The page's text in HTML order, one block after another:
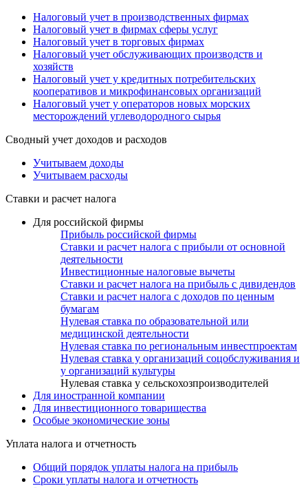
Налоговый учет в производственных фирмах
Налоговый учет в фирмах сферы услуг
Налоговый учет в торговых фирмах
Налоговый учет обслуживающих производств и
хозяйств
Налоговый учет у кредитных потребительских
кооперативов и микрофинансовых организаций
Налоговый учет у операторов новых морских
месторождений углеводородного сырья
Сводный учет доходов и расходов
Учитываем доходы
Учитываем расходы
Ставки и расчет налога
Для российской фирмы
Прибыль российской фирмы
Ставки и расчет налога с прибыли от основной
деятельности
Инвестиционные налоговые вычеты
Ставки и расчет налога на прибыль с дивидендов
Ставки и расчет налога с доходов по ценным
бумагам
Нулевая ставка по образовательной или
медицинской деятельности
Нулевая ставка по региональным инвестпроектам
Нулевая ставка у организаций соцобслуживания и
у организаций культуры
Нулевая ставка у сельскохозпроизводителей
Для иностранной компании
Для инвестиционного товарищества
Особые экономические зоны
Уплата налога и отчетность
Общий порядок уплаты налога на прибыль
Сроки уплаты налога и отчетность